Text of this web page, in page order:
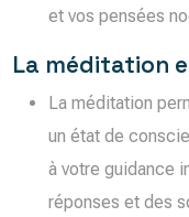
et vos pensées
La méditation
La méditation
un état de
à votre guidance
réponses et des